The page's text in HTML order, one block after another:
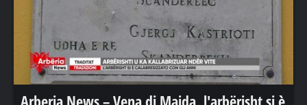
Arberia News – Vena di Maida, l'arbërisht si è